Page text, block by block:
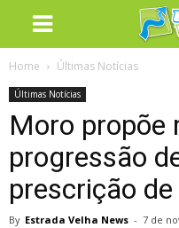
Home Últimas Notícias
Últimas Notícias
Moro propõe
progressão
prescrição
By Estrada Velha News - 7 de